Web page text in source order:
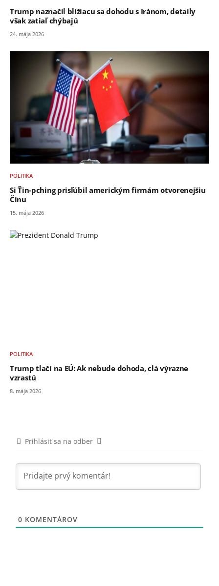
Trump naznačil blížiacu sa dohodu s Iránom, detaily
však zatiaľ chýbajú
24. mája 2026
POLITIKA
Si Ťin-pching prisľúbil americkým firmám otvorenejšiu
Čínu
15. mája 2026
POLITIKA
Trump tlačí na EÚ: Ak nebude dohoda, clá výrazne
vzrastú
8. mája 2026
Prihlásiť sa na odber
0 KOMENTÁROV